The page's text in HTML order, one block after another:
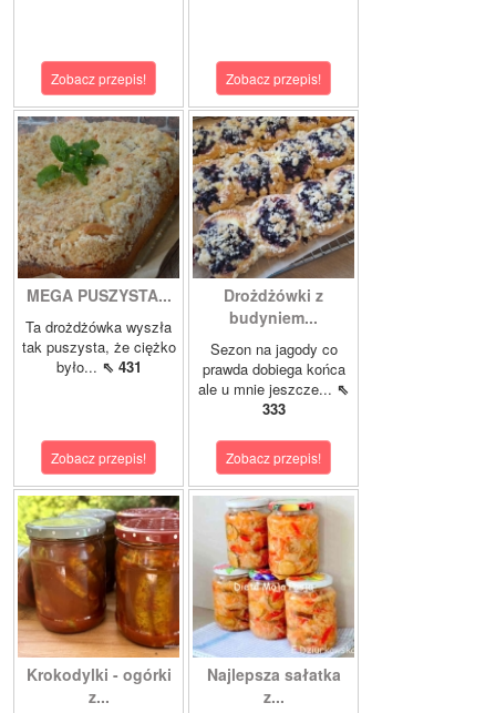
Zobacz przepis! Zobacz przepis!
MEGA PUSZYSTA...
Ta drożdżówka wyszła
tak puszysta, że ciężko
było... ⇖ 431
Zobacz przepis!
Drożdżówki z
budyniem...
Sezon na jagody co
prawda dobiega końca
ale u mnie jeszcze... ⇖
333
Zobacz przepis!
Krokodylki - ogórki
z...
Najlepsza sałatka
z...